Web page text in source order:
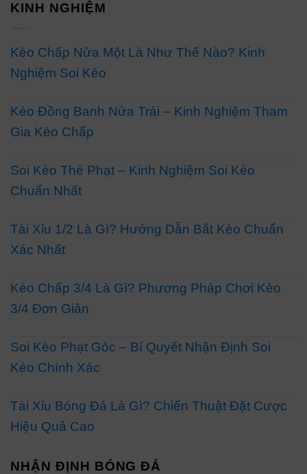
KINH NGHIỆM
Kèo Chấp Nửa Một Là Như Thế Nào? Kinh
Nghiệm Soi Kèo
Kèo Đồng Banh Nửa Trái – Kinh Nghiệm Tham
Gia Kèo Chấp
Soi Kèo Thẻ Phạt – Kinh Nghiệm Soi Kèo
Chuẩn Nhất
Tài Xỉu 1/2 Là Gì? Hướng Dẫn Bắt Kèo Chuẩn
Xác Nhất
Kèo Chấp 3/4 Là Gì? Phương Pháp Chơi Kèo
3/4 Đơn Giản
Soi Kèo Phạt Góc – Bí Quyết Nhận Định Soi
Kèo Chính Xác
Tài Xỉu Bóng Đá Là Gì? Chiến Thuật Đặt Cược
Hiệu Quả Cao
NHẬN ĐỊNH BÓNG ĐÁ